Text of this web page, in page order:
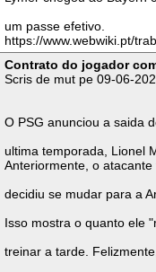
um passe efetivo.
https://www.webwiki.pt/
Contrato do jogador
Scris de mut pe 09-06-
O PSG anunciou a saida
ultima temporada, Lionel
Anteriormente, o
decidiu se mudar para a
Isso mostra o quanto ele
treinar a tarde.